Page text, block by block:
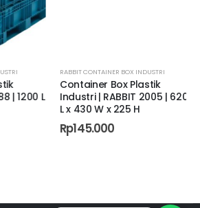
BOX INDUSTRI DEPOK,CONTAINER BOX INDUSTRI GORONTALO
| 1200 L
RABBIT CONTAINER BOX INDUSTRI
Container Box Plastik
Industri | RABBIT 2005 | 620
L x 430 W x 225 H
Rp145.000